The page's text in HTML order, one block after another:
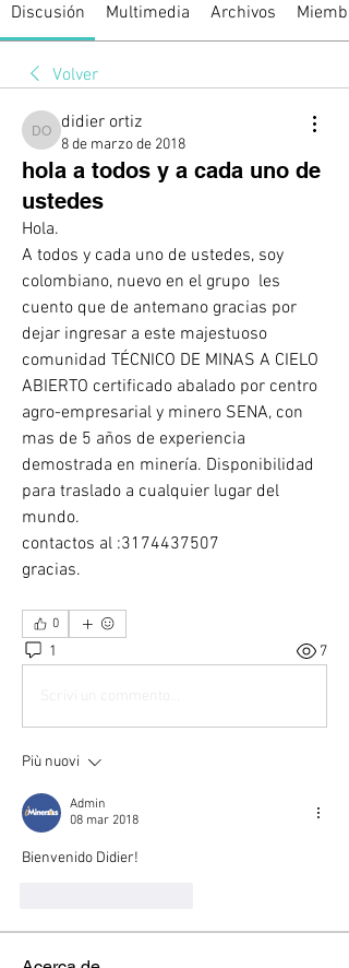
Discusión Multimedia Archivos
Volver
didier ortiz
didier ortiz
8 de marzo de 2018
hola a todos y a cada uno de
ustedes
Hola.
A todos y cada uno de ustedes, soy
colombiano, nuevo en el grupo  les
cuento que de antemano gracias por
dejar ingresar a este majestuoso
comunidad TÉCNICO DE MINAS A CIELO
ABIERTO certificado abalado por centro
agro-empresarial y minero SENA, con
mas de 5 años de experiencia
demostrada en minería. Disponibilidad
para traslado a cualquier lugar del
mundo.
contactos al :3174437507
gracias.
0
1 7
Scrivi un commento...
Più nuovi
Admin
08 mar 2018
Bienvenido Didier!